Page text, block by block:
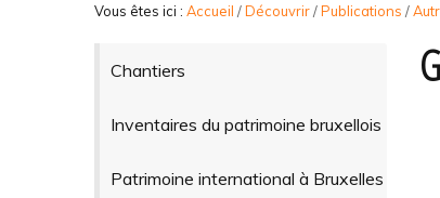
Vous êtes ici : Accueil /Découvrir/Publications /
Chantiers
Inventaires du patrimoine bruxellois
Patrimoine international à Bruxelles